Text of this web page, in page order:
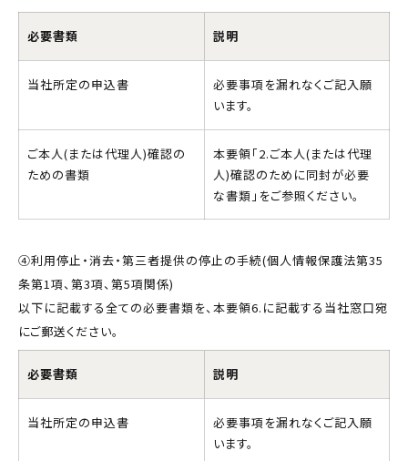
必要書類 説明
当社所定の申込書
必要事項を漏れなくご記入願
います。
ご本人(または代理人)確認の
ための書類
本要領｢2.ご本人(または代理
人)確認のために同封が必要
な書類｣をご参照ください。
④利用停止・消去・第三者提供の停止の手続(個人情報保護法第35
条第1項、第3項、第5項関係)
以下に記載する全ての必要書類を、本要領6.に記載する当社窓口宛
にご郵送ください。
必要書類 説明
当社所定の申込書
必要事項を漏れなくご記入願
います。